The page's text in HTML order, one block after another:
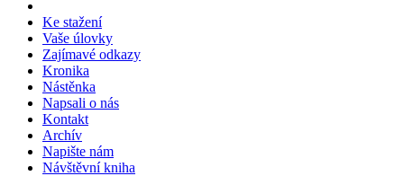
Ke stažení
Vaše úlovky
Zajímavé odkazy
Kronika
Nástěnka
Napsali o nás
Kontakt
Archív
Napište nám
Návštěvní kniha